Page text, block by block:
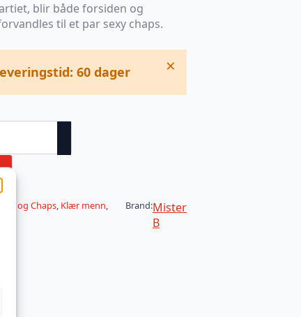
blir både forsiden og
til et par sexy chaps.
60 dager ×
og Chaps, Klær menn,
Brand:Mister
B